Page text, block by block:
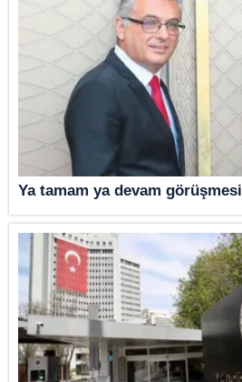
Ya tamam ya devam görüşmesi